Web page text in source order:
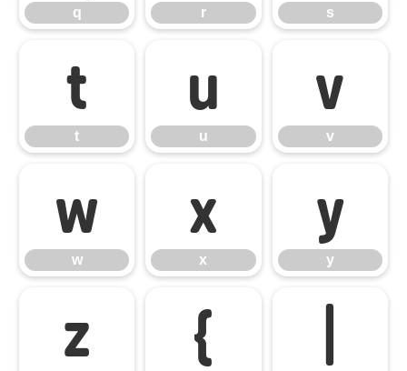
q r s
t
t
u
u
v
v
w
w
x
x
y
y
z {